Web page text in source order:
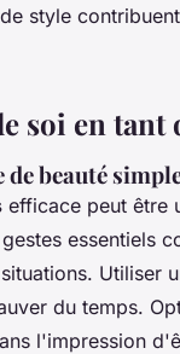
style
soi en tant
beauté
efficace peut être
essentiels
Utiliser
du temps.
l'impression